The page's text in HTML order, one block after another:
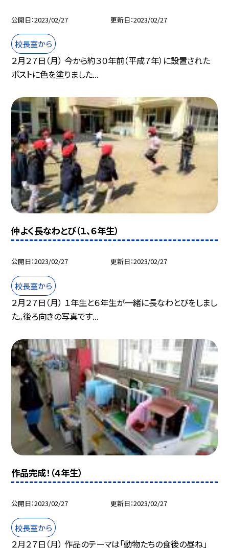
公開日 2023/02/27 更新日 2023/02/27
校長室から
２月２７日（月） 今から約３０年前（平成７年）に設置された
ポストに色を塗りました...
仲よく長なわとび（１、６年生）
公開日 2023/02/27 更新日 2023/02/27
校長室から
２月２７日（月） １年生と６年生が一緒に長なわとびをしまし
た。後ろ向きの写真です...
作品完成！（４年生）
公開日 2023/02/27 更新日 2023/02/27
校長室から
２月２７日（月） 作品のテーマは「動物たちの食後の昼ね」